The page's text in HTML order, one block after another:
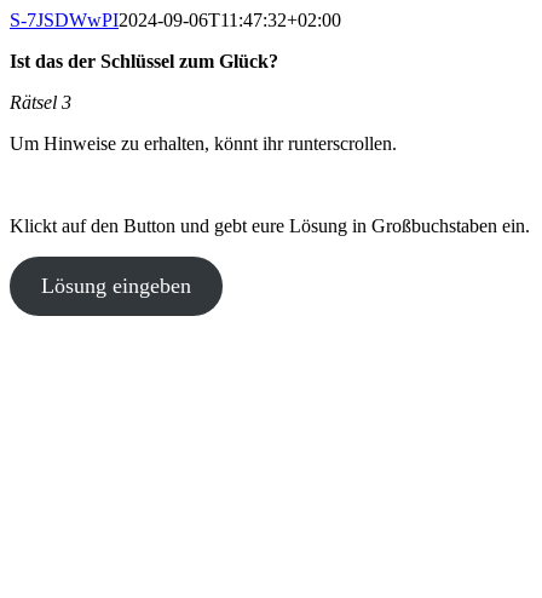
Zum
springen
S-7JSDWwPI2024-09-06T11:47:32+02:00
Ist das der Schlüssel zum Glück?
Rätsel 3
Um Hinweise zu erhalten, könnt ihr runterscrollen.
Klickt auf den Button und gebt eure Lösung in Großbuchstaben ein.
Lösung eingeben